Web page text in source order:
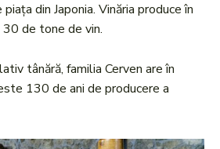
din Japonia. Vinăria produce în
de tone de vin.
tânără, familia Cerven are în
130 de ani de producere a